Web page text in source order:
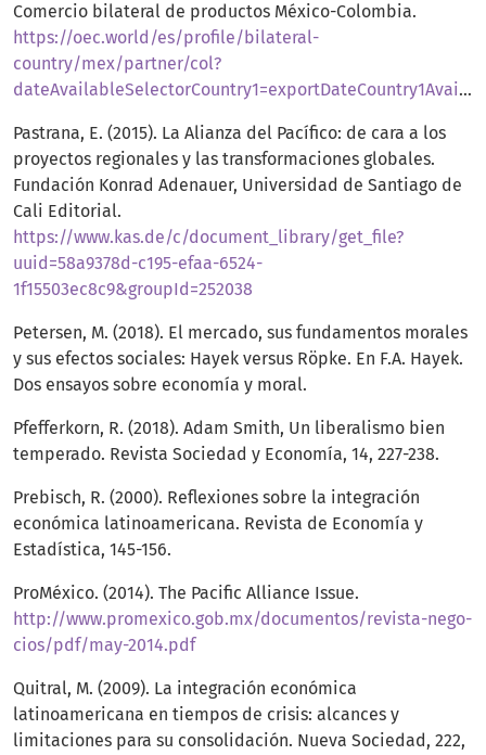
Comercio bilateral de productos México-Colombia.
https://oec.world/es/profile/bilateral-
country/mex/partner/col?
dateAvailableSelectorCountry1=exportDateCountry1Available16&dynamicBilateralTradeSelector=year2020
Pastrana, E. (2015). La Alianza del Pacífico: de cara a los
proyectos regionales y las transformaciones globales.
Fundación Konrad Adenauer, Universidad de Santiago de
Cali Editorial.
https://www.kas.de/c/document_library/get_file?
uuid=58a9378d-c195-efaa-6524-
1f15503ec8c9&groupId=252038
Petersen, M. (2018). El mercado, sus fundamentos morales
y sus efectos sociales: Hayek versus Röpke. En F.A. Hayek.
Dos ensayos sobre economía y moral.
Pfefferkorn, R. (2018). Adam Smith, Un liberalismo bien
temperado. Revista Sociedad y Economía, 14, 227-238.
Prebisch, R. (2000). Reflexiones sobre la integración
económica latinoamericana. Revista de Economía y
Estadística, 145-156.
ProMéxico. (2014). The Pacific Alliance Issue.
http://www.promexico.gob.mx/documentos/revista-nego-
cios/pdf/may-2014.pdf
Quitral, M. (2009). La integración económica
latinoamericana en tiempos de crisis: alcances y
limitaciones para su consolidación. Nueva Sociedad, 222,